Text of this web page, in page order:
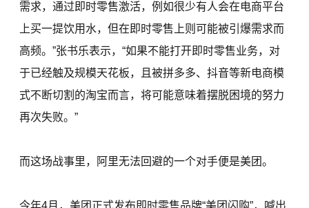
需求，通过即时零售激活，例如很少有人会在电商平台
上买一提饮用水，但在即时零售上则可能被引爆需求而
高频。”张书乐表示，“如果不能打开即时零售业务，对
于已经触及规模天花板，且被拼多多、抖音等新电商模
式不断切割的淘宝而言，将可能意味着摆脱困境的努力
再次失败。”
而这场战事里，阿里无法回避的一个对手便是美团。